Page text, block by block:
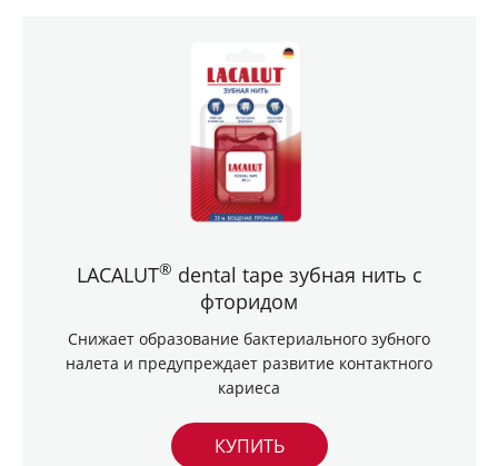
LACALUT® dental tape зубная нить с
фторидом
Снижает образование бактериального зубного
налета и предупреждает развитие контактного
кариеса
КУПИТЬ